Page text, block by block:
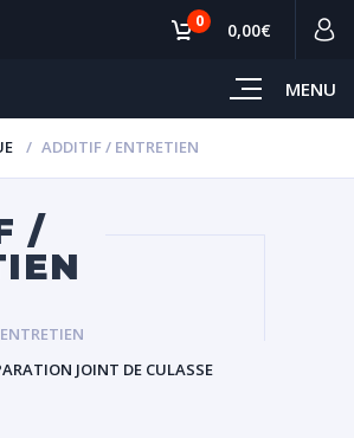
MENU
0 0,00€
ADDITIF / ENTRETIEN
/
JOINT DE CULASSE